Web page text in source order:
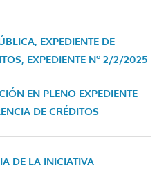
EXPEDIENTE DE
EXPEDIENTE Nº 2/2/2025
EN PLENO EXPEDIENTE
DE CRÉDITOS
DE LA INICIATIVA